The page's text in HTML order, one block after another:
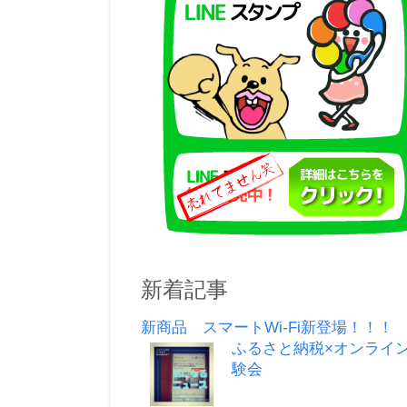
新着記事
新商品 スマートWi-Fi新登場！！！
ふるさと納税×オンライ
験会